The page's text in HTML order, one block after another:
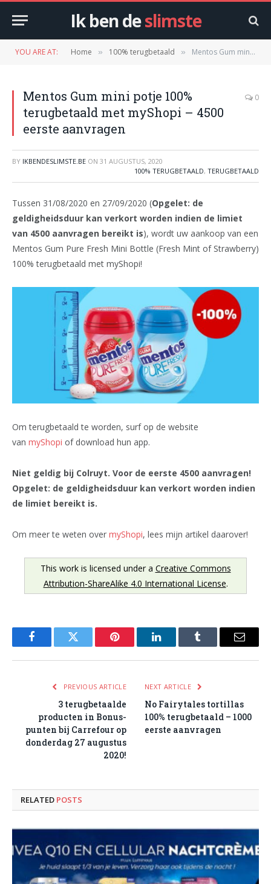
Ik ben deslimste
YOU ARE AT: Home » 100% terugbetaald » Mentos Gum mini potje 100% terugbetaald met myShopi – 4500 eerste aanvragen
Mentos Gum mini potje 100%
terugbetaald met myShopi – 4500
eerste aanvragen
0
BY IKBENDESLIMSTE.BE ON 31 AUGUSTUS, 2020
100% TERUGBETAALD, TERUGBETAALD
Tussen 31/08/2020 en 27/09/2020 (Opgelet: de
geldigheidsduur kan verkort worden indien de limiet
van 4500 aanvragen bereikt is), wordt uw aankoop van een
Mentos Gum Pure Fresh Mini Bottle (Fresh Mint of Strawberry)
100% terugbetaald met myShopi!
Om terugbetaald te worden, surf op de website
van myShopi of download hun app.
Niet geldig bij Colruyt. Voor de eerste 4500 aanvragen!
Opgelet: de geldigheidsduur kan verkort worden indien
de limiet bereikt is.
Om meer te weten over myShopi, lees mijn artikel daarover!
This work is licensed under a Creative Commons
Attribution-ShareAlike 4.0 International License.
FacebookTwitter Pinterest LinkedInTumblr Email
PREVIOUS ARTICLE
3 terugbetaalde
producten in Bonus-
punten bij Carrefour op
donderdag 27 augustus
2020!
NEXT ARTICLE
No Fairytales tortillas
100% terugbetaald – 1000
eerste aanvragen
RELATED POSTS